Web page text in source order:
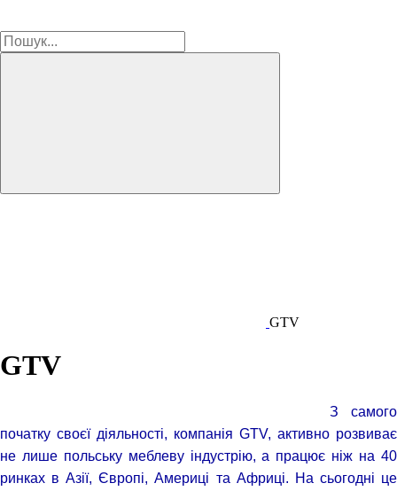
GTV
GTV
З самого
початку своєї діяльності, компанія GTV, активно розвиває
не лише польську меблеву індустрію, а працює ніж на 40
ринках в Азії, Європі, Америці та Африці. На сьогодні це